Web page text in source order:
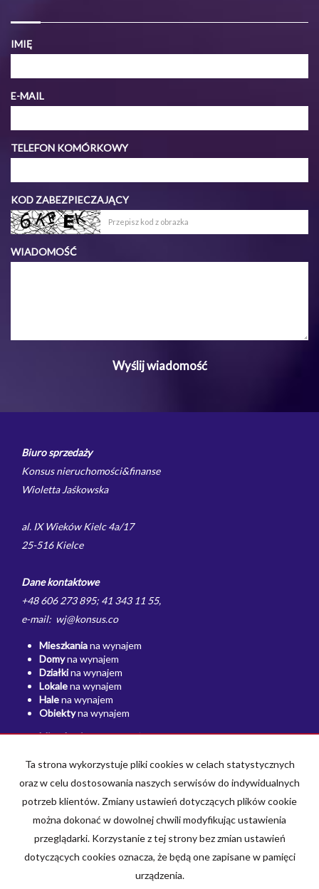
IMIĘ
E-MAIL
TELEFON KOMÓRKOWY
KOD ZABEZPIECZAJĄCY
WIADOMOŚĆ
Biuro sprzedaży
Konsus nieruchomości&finanse
Wioletta Jaśkowska
al. IX Wieków Kielc 4a/17
25-516 Kielce
Dane kontaktowe
+48 606 273 895; 41 343 11 55,
e-mail: wj@konsus.co
Mieszkaniana wynajem
Domyna wynajem
Działkina wynajem
Lokalena wynajem
Halena wynajem
Obiektyna wynajem
Mieszkaniana sprzedaż
Działki na sprzedaż
Lokale
na sprzedaż
Halena sprzedaż
Obiektyna sprzedaż
Strona główna Polityka prywatności Kup Sprzedaj Kontakt
Ta strona wykorzystuje pliki cookies w celach statystycznych
oraz w celu dostosowania naszych serwisów do indywidualnych
potrzeb klientów. Zmiany ustawień dotyczących plików cookie
można dokonać w dowolnej chwili modyfikując ustawienia
przeglądarki. Korzystanie z tej strony bez zmian ustawień
dotyczących cookies oznacza, że będą one zapisane w pamięci
urządzenia.